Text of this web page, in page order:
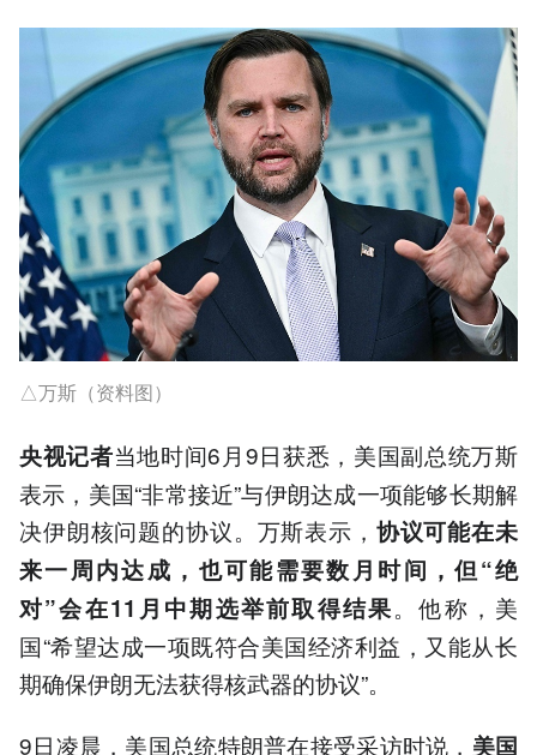
△万斯（资料图）
央视记者当地时间6月9日获悉，美国副总统万斯
表示，美国“非常接近”与伊朗达成一项能够长期解
决伊朗核问题的协议。万斯表示， 协议可能在未
来一周内达成，也可能需要数月时间，但“绝
对”会在11月中期选举前取得结果。他称，美
国“希望达成一项既符合美国经济利益，又能从长
期确保伊朗无法获得核武器的协议”。
9日凌晨，美国总统特朗普在接受采访时说， 美国